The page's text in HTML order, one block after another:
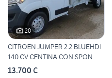
20
CITROEN JUMPER 2.2 BLUEHDI
140 CV CENTINA CON SPON
13.700 €